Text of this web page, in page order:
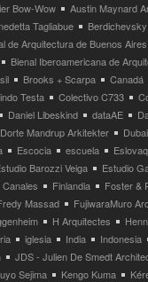
Bow-Wow
Austin Maynard
Tagliabue
de Arquitectura de Buenos Aires
Bienal Iberoamericana de
Brooks + Scarpa
Canadá
Testa Colectivo C733
Daniel Libeskind dataAE
Dorte Mandrup Arkitekter
Dubai
Escocia escuela
Barozzi Veiga
Estudio
Finlandia
Foster &
Massad
FujiwaraMuro
H Arquitectes
iglesia India
Indonesia
JDS - Julien De Smedt
Sejima Kengo Kuma